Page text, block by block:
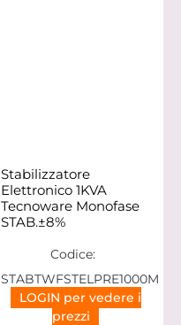
Stabilizzatore
Elettronico 1KVA
Tecnoware Monofase
STAB.±8%
Codice:
STABTWFSTELPRE1000M
LOGIN per vedere i
prezzi